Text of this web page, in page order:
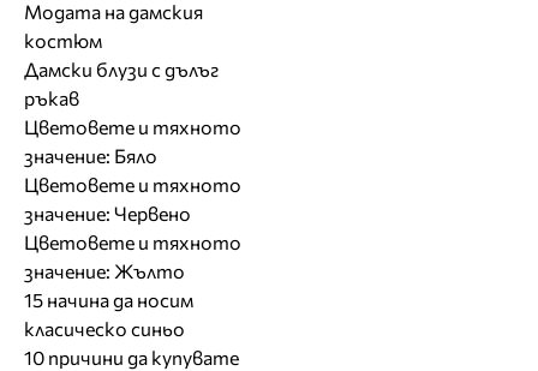
Модата на дамския
костюм
Дамски блузи с дълъг
ръкав
Цветовете и тяхното
значение: Бяло
Цветовете и тяхното
значение: Червено
Цветовете и тяхното
значение: Жълто
15 начина да носим
класическо синьо
10 причини да купувате